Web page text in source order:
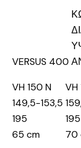
VERSUS 400
VH 150 N
149,5-153,5
195
65 cm
VH
195
70